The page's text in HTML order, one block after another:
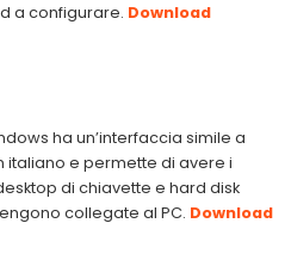
a configurare. Download
ha un’interfaccia simile a
italiano e permette di avere i
di chiavette e hard disk
collegate al PC. Download